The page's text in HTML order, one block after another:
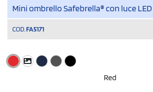
Mini ombrello Safebrella® con luce
COD. FA5171
Red